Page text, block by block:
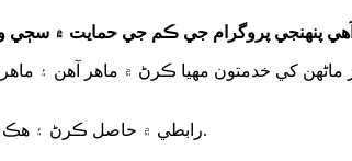
ماڻهن کي خدمتون مهيا ڪرڻ ۾ ماهر آهن ۽
رابطي ۾ حاصل ڪرڻ ۽ هڪ.